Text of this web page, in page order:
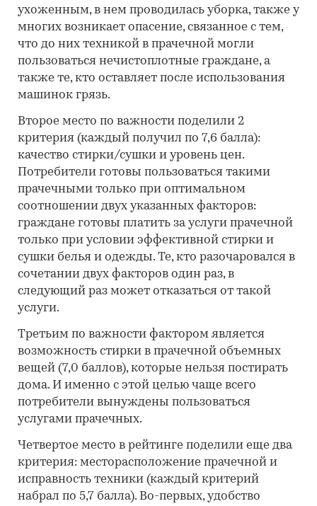
ухоженным, в нем проводилась уборка, также у
многих возникает опасение, связанное с тем,
что до них техникой в прачечной могли
пользоваться нечистоплотные граждане, а
также те, кто оставляет после использования
машинок грязь.
Второе место по важности поделили 2
критерия (каждый получил по 7,6 балла):
качество стирки/сушки и уровень цен.
Потребители готовы пользоваться такими
прачечными только при оптимальном
соотношении двух указанных факторов:
граждане готовы платить за услуги прачечной
только при условии эффективной стирки и
сушки белья и одежды. Те, кто разочаровался в
сочетании двух факторов один раз, в
следующий раз может отказаться от такой
услуги.
Третьим по важности фактором является
возможность стирки в прачечной объемных
вещей (7,0 баллов), которые нельзя постирать
дома. И именно с этой целью чаще всего
потребители вынуждены пользоваться
услугами прачечных.
Четвертое место в рейтинге поделили еще два
критерия: месторасположение прачечной и
исправность техники (каждый критерий
набрал по 5,7 балла). Во-первых, удобство